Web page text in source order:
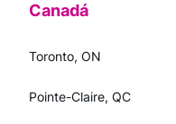
Canadá
Toronto, ON
Pointe-Claire, QC